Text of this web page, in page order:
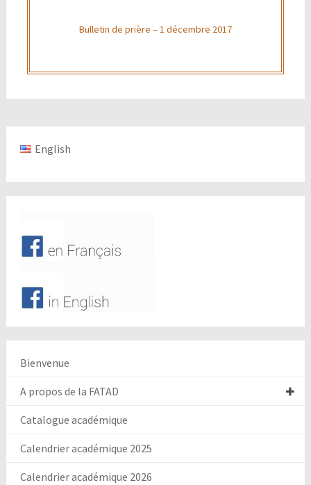
Bulletin de prière – 1 décembre 2017
English
Bienvenue
A propos de la FATAD
Catalogue académique
Calendrier académique 2025
Calendrier académique 2026